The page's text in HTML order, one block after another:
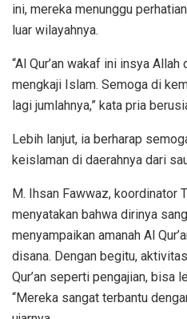
ini, mereka menunggu
luar wilayahnya.
“Al Qur’an wakaf ini insya
mengkaji Islam. Semoga di
lagi jumlahnya,” kata pria
Lebih lanjut, ia berharap
keislaman di daerahnya dari
M. Ihsan Fawwaz, koordinator
menyatakan bahwa dirinya
menyampaikan amanah Al
disana. Dengan begitu,
Qur’an seperti pengajian, bisa
“Mereka sangat terbantu